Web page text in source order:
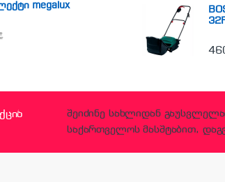
megalux
შეიძინე სახლიდან
საქართველოს მასშტაბით,